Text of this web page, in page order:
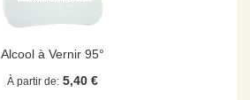
Alcool à Vernir 95°
À partir de 5,40 €